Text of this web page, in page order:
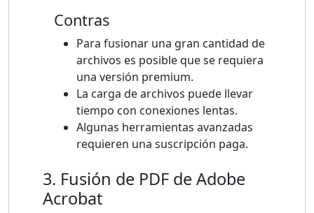
Contras
Para fusionar una gran cantidad de
archivos es posible que se requiera
una versión premium.
La carga de archivos puede llevar
tiempo con conexiones lentas.
Algunas herramientas avanzadas
requieren una suscripción paga.
3. Fusión de PDF de Adobe
Acrobat